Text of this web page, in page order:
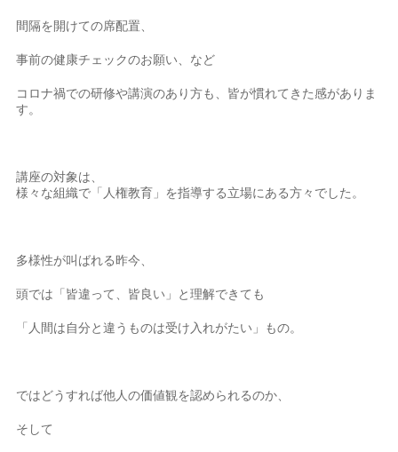
間隔を開けての席配置、
事前の健康チェックのお願い、など
コロナ禍での研修や講演のあり方も、皆が慣れてきた感がありま
す。
講座の対象は、
様々な組織で「人権教育」を指導する立場にある方々でした。
多様性が叫ばれる昨今、
頭では「皆違って、皆良い」と理解できても
「人間は自分と違うものは受け入れがたい」もの。
ではどうすれば他人の価値観を認められるのか、
そして